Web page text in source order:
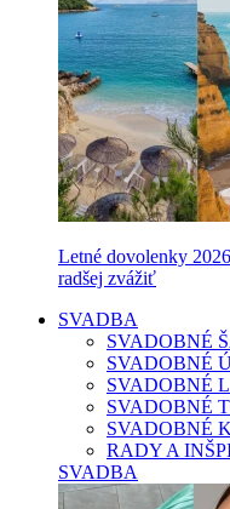
Letné dovolenky
radšej zvážiť
SVADBA
SVADOBNÉ
SVADOBNÉ
SVADOBNÉ
SVADOBNÉ
SVADOBNÉ
RADY A
SVADBA